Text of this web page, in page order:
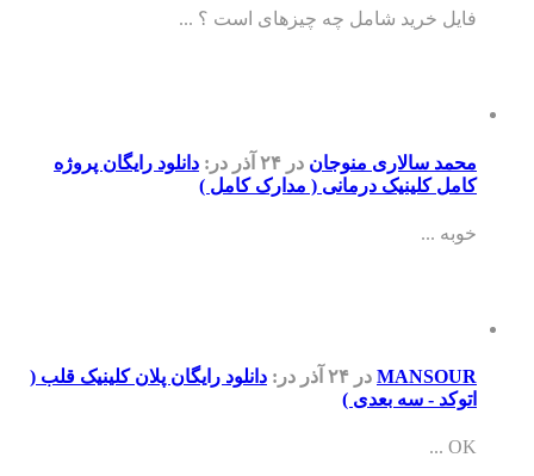
فایل خرید شامل چه چیزهای است ؟ ...
محمد سالاری منوجان در ۲۴ آذر در: دانلود رایگان پروژه
کامل کلینیک درمانی ( مدارک کامل )
خوبه ...
MANSOUR در ۲۴ آذر در: دانلود رایگان پلان کلینیک قلب (
اتوکد - سه بعدی )
OK ...